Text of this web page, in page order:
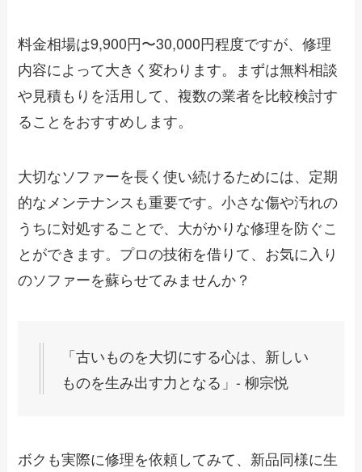
料金相場は9,900円〜30,000円程度ですが、修理
内容によって大きく変わります。まずは無料相談
や見積もりを活用して、複数の業者を比較検討す
ることをおすすめします。
大切なソファーを長く使い続けるためには、定期
的なメンテナンスも重要です。小さな傷や汚れの
うちに対処することで、大がかりな修理を防ぐこ
とができます。プロの技術を借りて、お気に入り
のソファーを蘇らせてみませんか？
「古いものを大切にする心は、新しい
ものを生み出す力となる」- 柳宗悦
ボクも実際に修理を依頼してみて、新品同様に生